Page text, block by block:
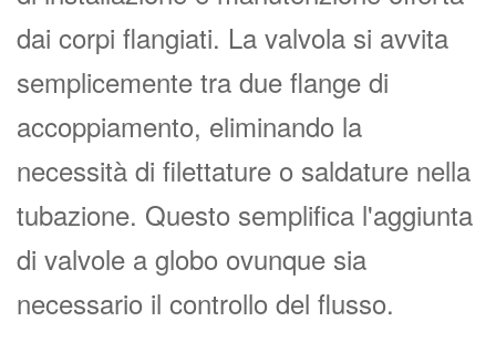
dai corpi flangiati. La valvola si avvita
semplicemente tra due flange di
accoppiamento, eliminando la
necessità di filettature o saldature nella
tubazione. Questo semplifica l'aggiunta
di valvole a globo ovunque sia
necessario il controllo del flusso.